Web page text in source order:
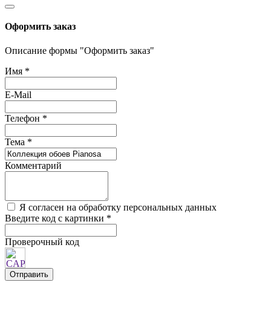
Оформить заказ
Описание формы "Оформить заказ"
Имя *
E-Mail
Телефон *
Тема *
Комментарий
Я согласен на обработку персональных данных
Введите код с картинки *
Проверочный код
Отправить